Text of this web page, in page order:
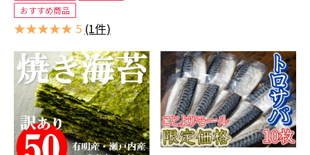
おすすめ商品
★★★★★ 5 (1件)